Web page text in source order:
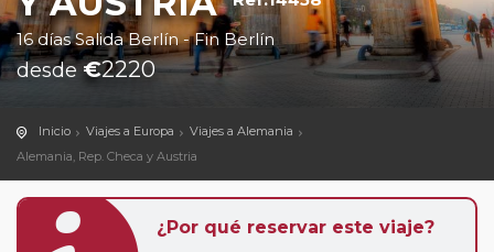
16 días Salida Berlín - Fin Berlín
desde€2220
Inicio Viajes a Europa
Viajes a Alemania
Alemania, Rep. Checa y Austria
¿Por qué reservar este viaje?